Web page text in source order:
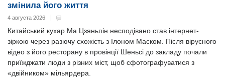
змінила його життя
4 августа 2026
Китайський кухар Ма Цзяньпін несподівано став інтернет-
зіркою через разючу схожість з Ілоном Маском. Після вірусного
відео з його ресторану в провінції Шеньсі до закладу почали
приїжджати люди з різних міст, щоб сфотографуватися з
«двійником» мільярдера.